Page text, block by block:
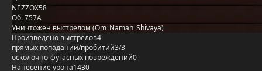
NEZZOX58
Об. 757А
Уничтожен выстрелом (Om_Namah_Shivaya)
Произведено выстрелов4
прямых попаданий/пробитий3/3
осколочно-фугасных повреждений0
Нанесение урона1430